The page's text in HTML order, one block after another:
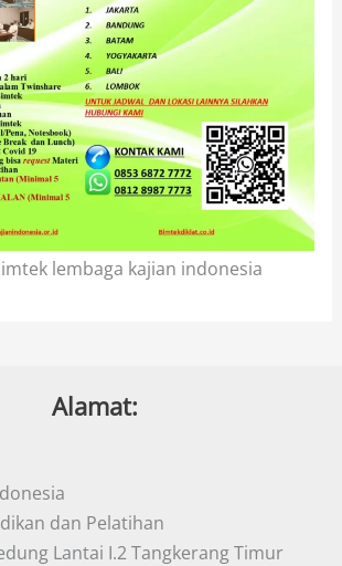
lembaga kajian indonesia
Alamat:
dan Pelatihan
Lantai I.2 Tangkerang Timur